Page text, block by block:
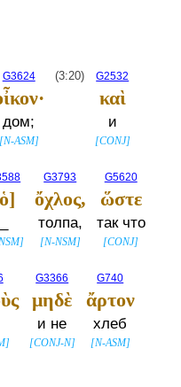
G3624
дом;
[N-ASM]
(3:20) G2532
καὶ
и
[CONJ]
]
G3793
ὄχλος,
толпа,
[N-NSM]
G5620
ὥστε
так что
[CONJ]
]
G3366
μηδὲ
и не
[CONJ-N]
G740
ἄρτον
хлеб
[N-ASM]